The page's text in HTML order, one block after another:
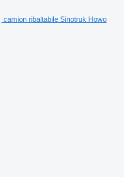
camion ribaltabile Sinotruk Howo